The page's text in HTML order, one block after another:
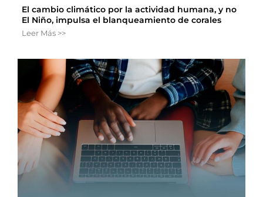
El cambio climático por la actividad humana, y no
El Niño, impulsa el blanqueamiento de corales
Leer Más >>